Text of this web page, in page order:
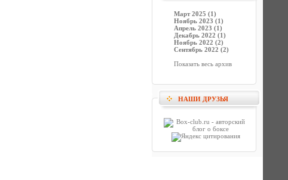
Март 2025 (1)
Ноябрь 2023 (1)
Апрель 2023 (1)
Декабрь 2022 (1)
Ноябрь 2022 (2)
Сентябрь 2022 (2)
Показать весь архив
НАШИ ДРУЗЬЯ